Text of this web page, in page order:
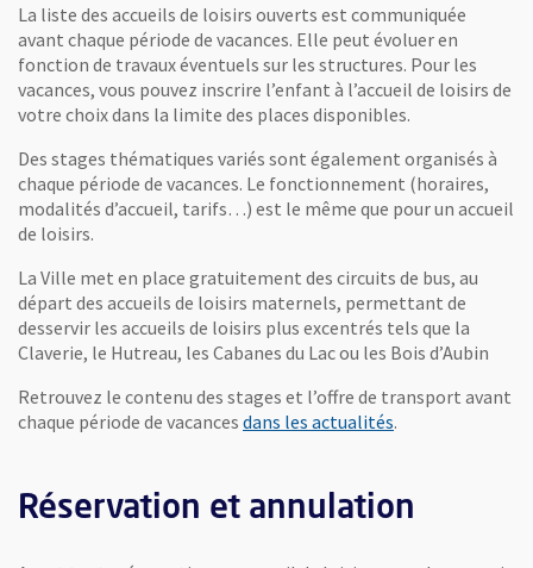
La liste des accueils de loisirs ouverts est communiquée
avant chaque période de vacances. Elle peut évoluer en
fonction de travaux éventuels sur les structures. Pour les
vacances, vous pouvez inscrire l’enfant à l’accueil de loisirs de
votre choix dans la limite des places disponibles.
Des stages thématiques variés sont également organisés à
chaque période de vacances. Le fonctionnement (horaires,
modalités d’accueil, tarifs…) est le même que pour un accueil
de loisirs.
La Ville met en place gratuitement des circuits de bus, au
départ des accueils de loisirs maternels, permettant de
desservir les accueils de loisirs plus excentrés tels que la
Claverie, le Hutreau, les Cabanes du Lac ou les Bois d’Aubin
Retrouvez le contenu des stages et l’offre de transport avant
chaque période de vacances dans les actualités.
Réservation et annulation